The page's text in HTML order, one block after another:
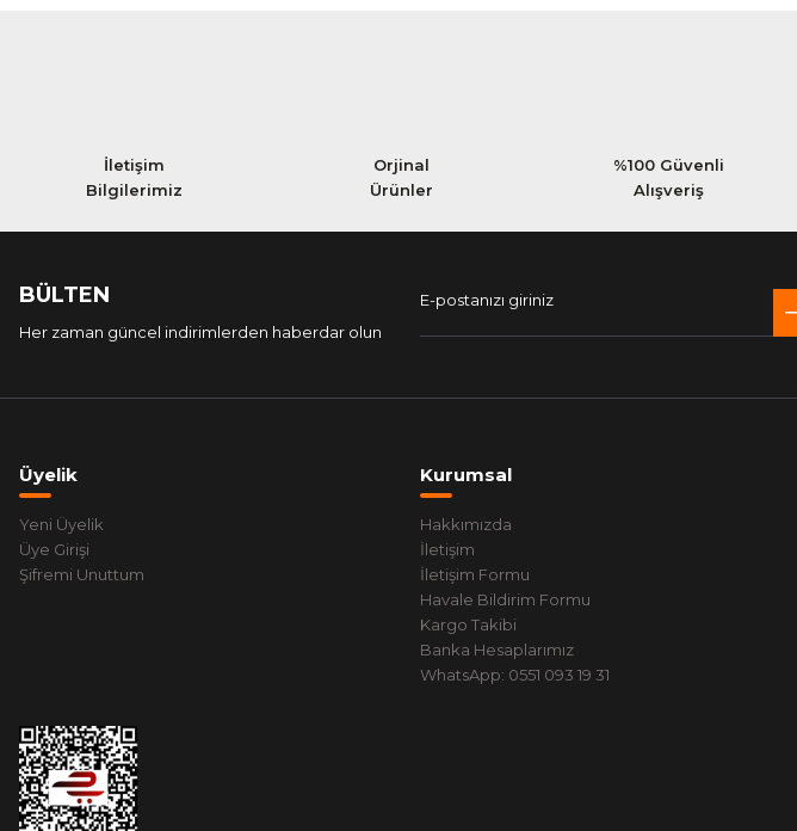
İletişim
Bilgilerimiz
Orjinal
Ürünler
%100 Güvenli
Alışveriş
BÜLTEN
Her zaman güncel indirimlerden haberdar olun
Üyelik
Yeni Üyelik
Üye Girişi
Şifremi Unuttum
Kurumsal
Hakkımızda
İletişim
İletişim Formu
Havale Bildirim Formu
Kargo Takibi
Banka Hesaplarımız
WhatsApp: 0551 093 19 31